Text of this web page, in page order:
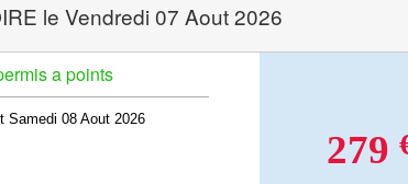
le Vendredi 07 Aout 2026
a points
Samedi 08 Aout 2026
279